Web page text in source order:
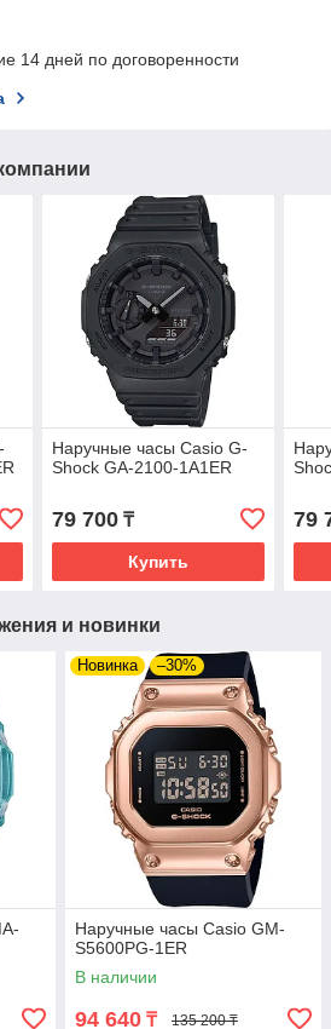
14 дней по договоренности
Наручные часы Casio G-
Shock GA-2100-1A1ER
79 700₸
Купить
79
и новинки
Новинка –30%
Наручные часы Casio GM-
S5600PG-1ER
В наличии
94 640 ₸ 135 200 ₸